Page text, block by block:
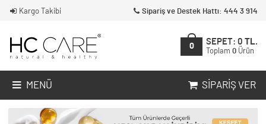
Kargo Takibi Sipariş ve Destek Hattı: 444 3 914
0
SEPET: 0 TL.
Toplam 0 Ürün
MENÜ SIPARIŞ VER